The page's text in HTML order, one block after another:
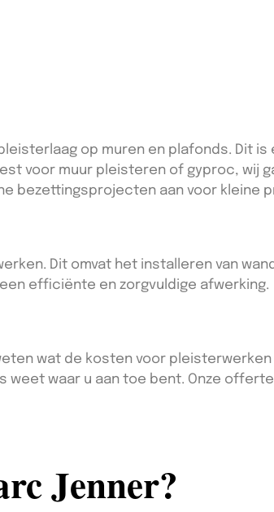
op muren en plafonds. Dit
voor muur pleisteren of gyproc, wij
bezettingsprojecten aan voor kleine
Dit omvat het installeren van
efficiënte en zorgvuldige afwerking.
wat de kosten voor pleisterwerken
waar u aan toe bent. Onze
Jenner?